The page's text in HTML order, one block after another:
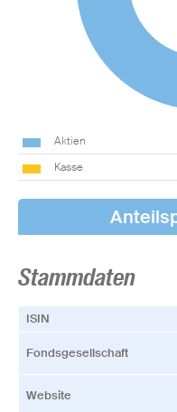
Aktien
Kasse
Stammdaten
ISIN
Fonds­­gesellschaft
Website